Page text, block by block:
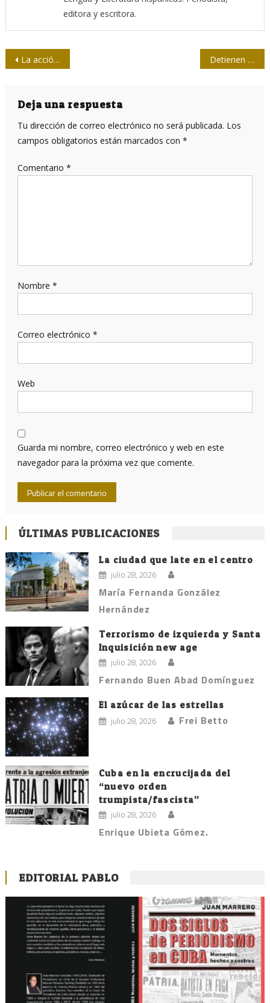
editora y escritora.
Navegación
entradas
La acción y el pensamiento de Fidel hoy enfrentan huracanes Detienen a sospechosos del asesinato de la periodista maltesa Daphne Caruana
Deja una respuesta
Tu dirección de correo electrónico no será publicada. Los
campos obligatorios están marcados con *
Comentario *
Nombre *
Correo electrónico *
Web
Guarda mi nombre, correo electrónico y web en este
navegador para la próxima vez que comente.
ÚLTIMAS PUBLICACIONES
La ciudad que late en el centro
julio 28, 2026
María Fernanda González
Hernández
Terrorismo de izquierda y Santa
Inquisición new age
julio 28, 2026
Fernando Buen Abad Domínguez
El azúcar de las estrellas
julio 28, 2026 Frei Betto
Cuba en la encrucijada del
“nuevo orden
trumpista/fascista”
julio 28, 2026
Enrique Ubieta Gómez.
EDITORIAL PABLO